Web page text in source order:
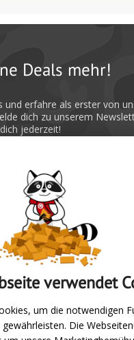
Deals mehr!
und erfahre als erster von
dich zu unserem
jederzeit!
Absenden
verwendet
um die notwendigen
Die